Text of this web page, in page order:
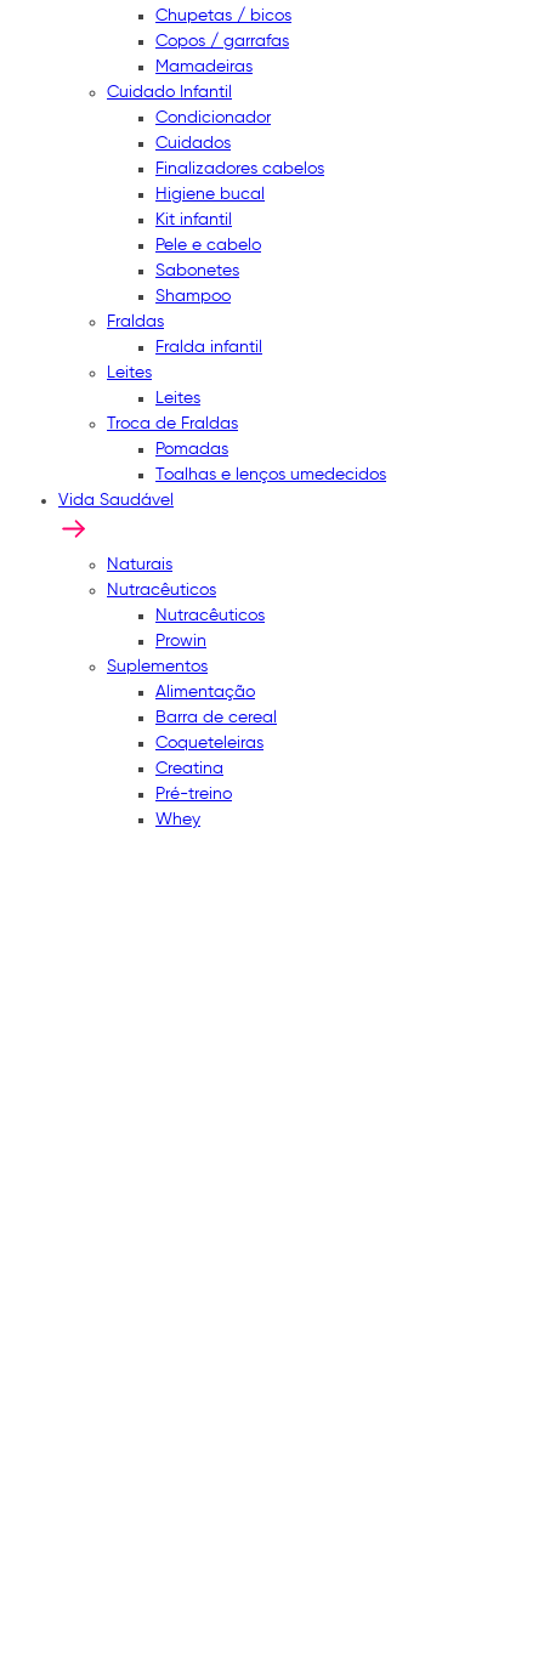
Chupetas / bicos
Copos / garrafas
Mamadeiras
Cuidado Infantil
Condicionador
Cuidados
Finalizadores cabelos
Higiene bucal
Kit infantil
Pele e cabelo
Sabonetes
Shampoo
Fraldas
Fralda infantil
Leites
Leites
Troca de Fraldas
Pomadas
Toalhas e lenços umedecidos
Vida Saudável
Naturais
Nutracêuticos
Nutracêuticos
Prowin
Suplementos
Alimentação
Barra de cereal
Coqueteleiras
Creatina
Pré-treino
Whey